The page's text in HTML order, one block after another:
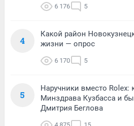
6 176 5
4
Какой район
жизни — опрос
6 170 5
5
Наручники вместо Rolex:
Минздрава Кузбасса и
Дмитрия Беглова